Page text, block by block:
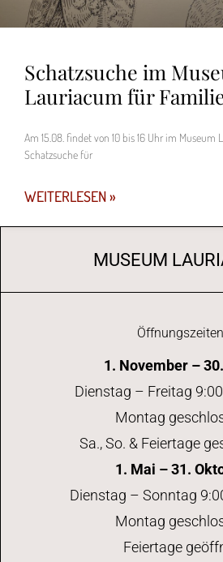
Schatzsuche im
Lauriacum für
Am 15.08. findet von 10 bis 16 Uhr im
Schatzsuche für
WEITERLESEN »
MUSEUM
1. November –
Dienstag – Freitag
Montag
Sa., So. & Feiertage
1. Mai – 31.
Dienstag – Sonntag
Montag
Feiertage